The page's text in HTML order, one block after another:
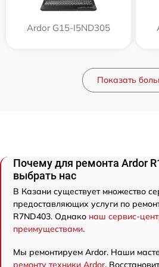
Ardor G15-I5ND305
Показать
Почему для ремонта Ardor
выбрать нас
В Казани существует множество
предоставляющих услуги по
R7ND403. Однако наш сервис-
преимуществами.
Мы ремонтируем Ardor. Наши
ремонту техники Ardor.